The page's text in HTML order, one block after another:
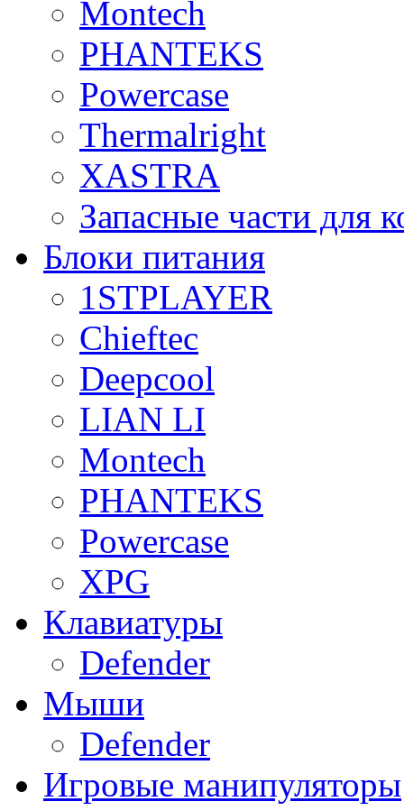
Montech
PHANTEKS
Powercase
Thermalright
XASTRA
Запасные части для
Блоки питания
1STPLAYER
Chieftec
Deepcool
LIAN LI
Montech
PHANTEKS
Powercase
XPG
Клавиатуры
Defender
Мыши
Defender
Игровые манипуляторы